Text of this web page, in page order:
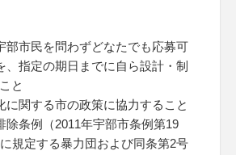
部市民を問わずどなたでも応募可
、指定の期日までに自ら設計・制
と
に関する市の政策に協力すること
除条例（2011年宇部市条例第19
規定する暴力団および同条第2号